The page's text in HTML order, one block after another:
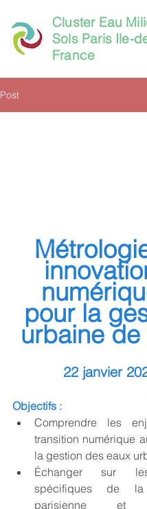
Cluster Eau
Sols Paris Ile-
France
Post
pour la
urbaine de
22 janvier
Objectifs :
Comprendre les
transition numérique
la gestion des eaux
Échanger sur
spécifiques de la
parisienne et